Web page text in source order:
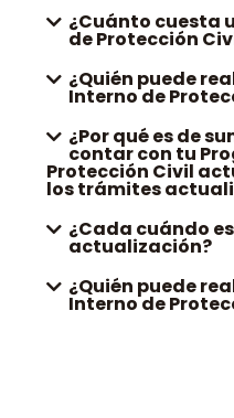
¿Cuánto cuesta
de Protección
¿Quién puede
Interno de
¿Por qué es de
contar con tu
Protección Civil
los trámites
¿Cada cuándo
actualización?
¿Quién puede
Interno de